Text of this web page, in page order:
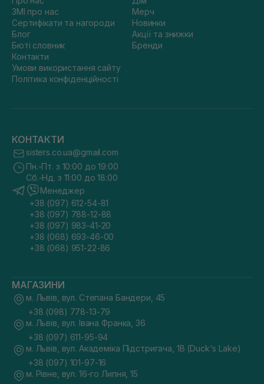
ЗМІ про нас
Сертифікати та нагороди
Блог
Бюті словник
Контакти
Умови використання сайту
Політика конфіденційності
Мерч
Новинки
Акції та знижки
Бренди
КОНТАКТИ
sisters.co.ua@gmail.com
Пн.-Пт. з 10:00 до 19:00
Сб.-Нд. з 11:00 до 18:00
Менеджер
+38 (097) 612-54-81
+38 (097) 788-12-88
+38 (097) 983-41-20
+38 (068) 693-46-00
+38 (068) 951-22-86
МАГАЗИНИ
м. Львів, вул. Степана Бандери, 45
+38 (098) 778-13-79
м. Львів, вул. Івана Франка, 36
+38 (097) 611-95-94
м. Львів, вул. Академіка Підстригача, 1В (Duck's Lake)
+38 (097) 101-97-16
м. Рівне, вул. 16-го Липня, 15